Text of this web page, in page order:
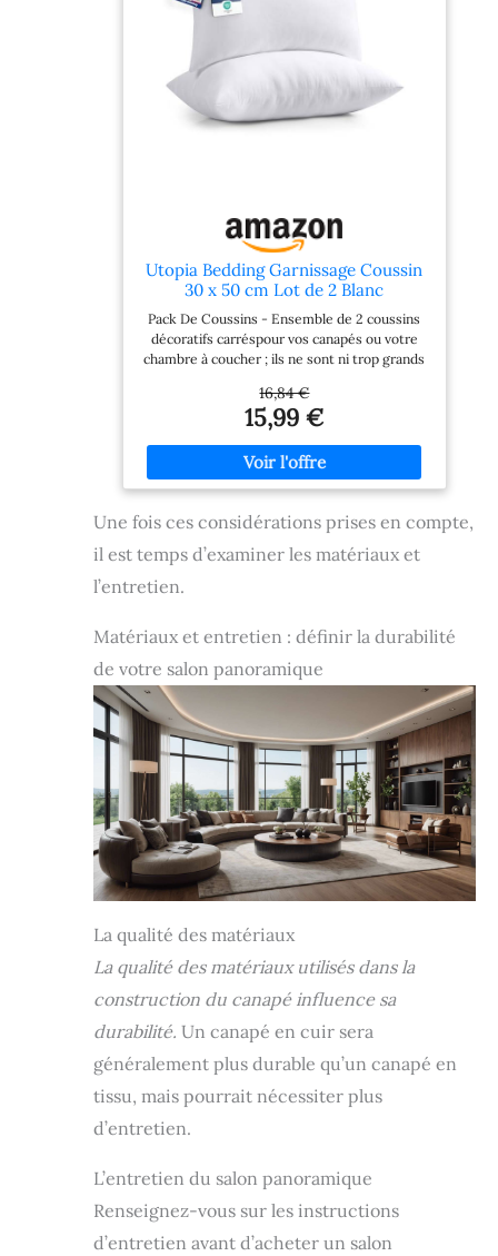
plastique fera gonfler les oreillers; veuillez
complètement
Utopia Bedding Garnissage Coussin
30 x 50 cm Lot de 2 Blanc
Pack De Coussins - Ensemble de 2 coussins
décoratifs carréspour vos canapés ou votre
chambre à coucher ; ils ne sont ni trop grands
chaleureuse Emballage - Nos coussins sont
emballés de manière comprimée et scellés
l'expédition, ils peuvent sembler être un seul
grand coussin Dimensions - Chaque coussin
intérieur mesure 30 x 50 cm Remplissage En
Fibres - Le remplissage en silicone souple ne
Doux - Nos coussins servent non seulement à
des fins esthétiques, mais ils vous donnent
également un sentiment de détente et aident
16,84 €
15,99 €
Une fois ces considérations prises en compte,
il est temps d’examiner les matériaux et
l’entretien.
Matériaux et entretien : définir la durabilité
de votre salon panoramique
La qualité des matériaux
La qualité des matériaux utilisés dans la
construction du canapé influence sa
durabilité. Un canapé en cuir sera
généralement plus durable qu’un canapé en
tissu, mais pourrait nécessiter plus
d’entretien.
L’entretien du salon panoramique
Renseignez-vous sur les instructions
d’entretien avant d’acheter un salon